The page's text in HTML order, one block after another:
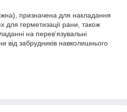
призначена для накладання
для герметизації рани, також
на перев'язувальні
від забрудників навколишнього